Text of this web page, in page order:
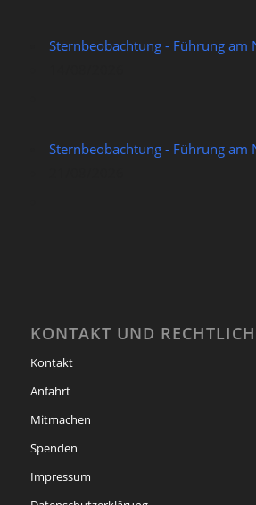
Sternbeobachtung - Führung am
Sternbeobachtung - Führung am
KONTAKT UND
Kontakt
Anfahrt
Mitmachen
Spenden
Impressum